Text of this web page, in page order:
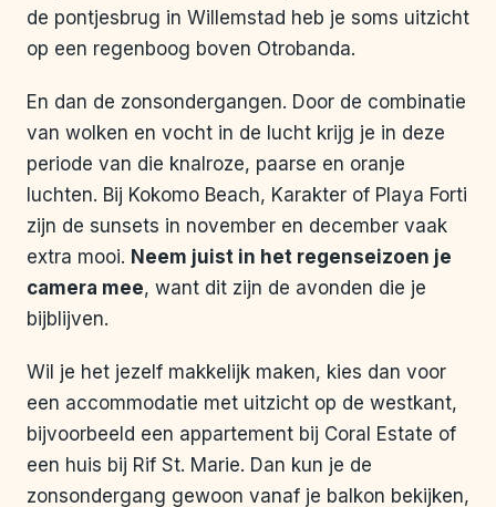
de pontjesbrug in Willemstad heb je soms uitzicht
op een regenboog boven Otrobanda.
En dan de zonsondergangen. Door de combinatie
van wolken en vocht in de lucht krijg je in deze
periode van die knalroze, paarse en oranje
luchten. Bij Kokomo Beach, Karakter of Playa Forti
zijn de sunsets in november en december vaak
extra mooi. Neem juist in het regenseizoen je
camera mee, want dit zijn de avonden die je
bijblijven.
Wil je het jezelf makkelijk maken, kies dan voor
een accommodatie met uitzicht op de westkant,
bijvoorbeeld een appartement bij Coral Estate of
een huis bij Rif St. Marie. Dan kun je de
zonsondergang gewoon vanaf je balkon bekijken,